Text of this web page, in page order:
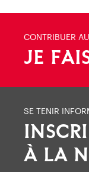
CONTRIBUER
JE
SE TENIR
À LA